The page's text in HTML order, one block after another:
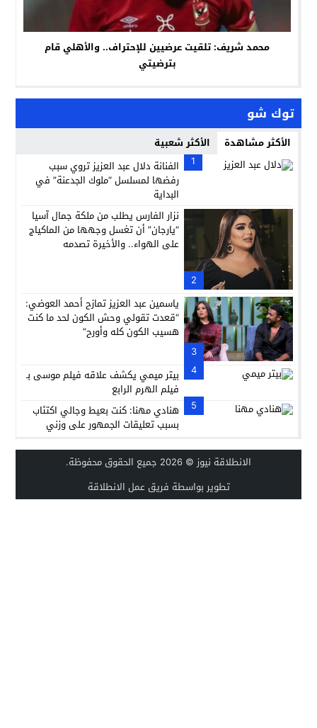
محمد شريف: تلقيت عرضيين للإحتراف.. والأهلي قام
بترضيتي
توك شو
الأكثر مشاهدة
الأكثر شعبية
1
الفنانة دلال عبد العزيز تروي سبب
رفضها لمسلسل “ملوك الجدعنة” في
البداية
2
نزار الفارس يطلب من ملكة جمال آسيا
“يارجان” أن تغسل وجهها من الماكياج
على الهواء.. والأخيرة تصدمه
3
ياسمين عبد العزيز تمازح أحمد العوضي:
“قعدت تقولي وحش الكون لحد ما كنت
هسيب الكون كله وأورح”
4
بيتر ميمي يكشف علاقه فيلم موسى بـ
فيلم الهرم الرابع
5
هنادي مهنا: كنت بعيط وجالي اكتئاب
بسبب تعليقات الجمهور على وزني
الانطلاقة نيوز © 2026 جميع الحقوق محفوظة.
تطوير بواسطة فريق عمل الانطلاقة